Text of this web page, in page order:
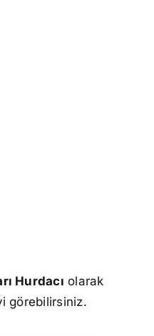
Hurdacı olarak
görebilirsiniz.